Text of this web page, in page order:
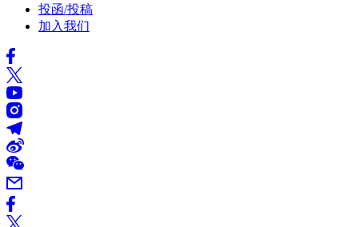
投函/投稿
加入我们